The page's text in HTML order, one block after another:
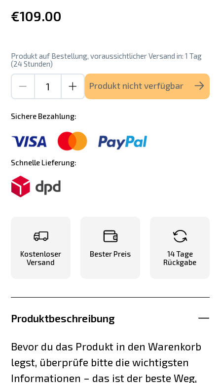
€109.00
Produkt auf Bestellung, voraussichtlicher Versand in: 1 Tag
(24 Stunden)
Produkt nicht verfügbar
Sichere Bezahlung:
Schnelle Lieferung:
Kostenloser
Versand
Bester Preis
14 Tage
Rückgabe
Produktbeschreibung
Bevor du das Produkt in den Warenkorb
legst, überprüfe bitte die wichtigsten
Informationen – das ist der beste Weg,